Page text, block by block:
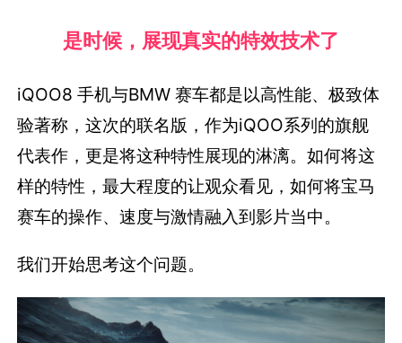
是时候，展现真实的特效技术了
iQOO8 手机与BMW 赛车都是以高性能、极致体
验著称，这次的联名版，作为iQOO系列的旗舰
代表作，更是将这种特性展现的淋漓。如何将这
样的特性，最大程度的让观众看见，如何将宝马
赛车的操作、速度与激情融入到影片当中。
我们开始思考这个问题。